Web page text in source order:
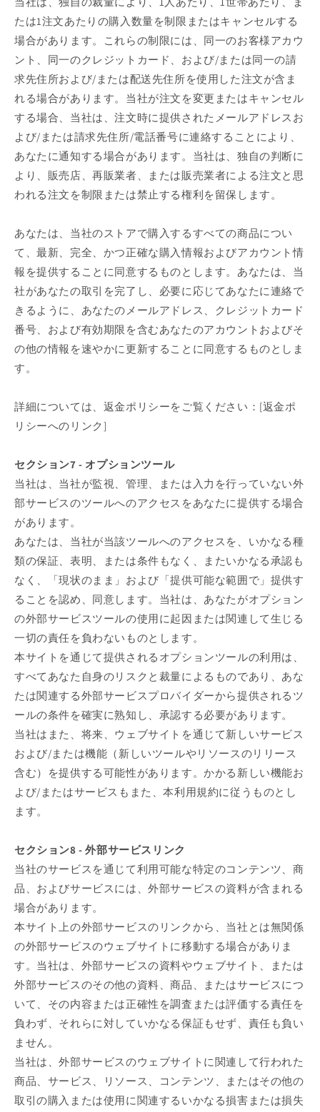
たは1注文あたりの購入数量を制限またはキャンセルする
場合があります。これらの制限には、同一のお客様アカウ
ント、同一のクレジットカード、および/または同一の請
求先住所および/または配送先住所を使用した注文が含ま
れる場合があります。当社が注文を変更またはキャンセル
する場合、当社は、注文時に提供されたメールアドレスお
よび/または請求先住所/電話番号に連絡することにより、
あなたに通知する場合があります。当社は、独自の判断に
より、販売店、再販業者、または販売業者による注文と思
われる注文を制限または禁止する権利を留保します。
あなたは、当社のストアで購入するすべての商品につい
て、最新、完全、かつ正確な購入情報およびアカウント情
報を提供することに同意するものとします。あなたは、当
社があなたの取引を完了し、必要に応じてあなたに連絡で
きるように、あなたのメールアドレス、クレジットカード
番号、および有効期限を含むあなたのアカウントおよびそ
の他の情報を速やかに更新することに同意するものとしま
す。
詳細については、返金ポリシーをご覧ください：[返金ポ
リシーへのリンク]
セクション7 - オプションツール
当社は、当社が監視、管理、または入力を行っていない外
部サービスのツールへのアクセスをあなたに提供する場合
があります。
あなたは、当社が当該ツールへのアクセスを、いかなる種
類の保証、表明、または条件もなく、またいかなる承認も
なく、「現状のまま」および「提供可能な範囲で」提供す
ることを認め、同意します。当社は、あなたがオプション
の外部サービスツールの使用に起因または関連して生じる
一切の責任を負わないものとします。
本サイトを通じて提供されるオプションツールの利用は、
すべてあなた自身のリスクと裁量によるものであり、あな
たは関連する外部サービスプロバイダーから提供されるツ
ールの条件を確実に熟知し、承認する必要があります。
当社はまた、将来、ウェブサイトを通じて新しいサービス
および/または機能（新しいツールやリソースのリリース
含む）を提供する可能性があります。かかる新しい機能お
よび/またはサービスもまた、本利用規約に従うものとし
ます。
セクション8 - 外部サービスリンク
当社のサービスを通じて利用可能な特定のコンテンツ、商
品、およびサービスには、外部サービスの資料が含まれる
場合があります。
本サイト上の外部サービスのリンクから、当社とは無関係
の外部サービスのウェブサイトに移動する場合がありま
す。当社は、外部サービスの資料やウェブサイト、または
外部サービスのその他の資料、商品、またはサービスにつ
いて、その内容または正確性を調査または評価する責任を
負わず、それらに対していかなる保証もせず、責任も負い
ません。
当社は、外部サービスのウェブサイトに関連して行われた
商品、サービス、リソース、コンテンツ、またはその他の
取引の購入または使用に関連するいかなる損害または損失